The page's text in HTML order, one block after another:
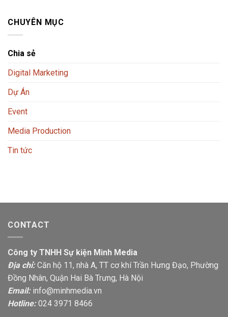
CHUYÊN MỤC
Chia sẻ
Digital Marketing
Dự Án
Event
Media Production
Tin tức
CONTACT
Công ty TNHH Sự kiện Minh Media
Địa chỉ:Căn hộ 11, nhà A, TT cơ khí Trần Hưng Đạo, Phường
Đồng Nhân, Quận Hai Bà Trưng, Hà Nội
Email: info@minhmedia.vn
Hotline:024 3971 8466